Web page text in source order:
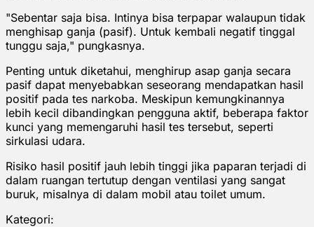
"Sebentar saja bisa. Intinya bisa terpapar walaupun tidak
menghisap ganja (pasif). Untuk kembali negatif tinggal
tunggu saja," pungkasnya.
Penting untuk diketahui, menghirup asap ganja secara
pasif dapat menyebabkan seseorang mendapatkan hasil
positif pada tes narkoba. Meskipun kemungkinannya
lebih kecil dibandingkan pengguna aktif, beberapa faktor
kunci yang memengaruhi hasil tes tersebut, seperti
sirkulasi udara.
Risiko hasil positif jauh lebih tinggi jika paparan terjadi di
dalam ruangan tertutup dengan ventilasi yang sangat
buruk, misalnya di dalam mobil atau toilet umum.
Kategori: